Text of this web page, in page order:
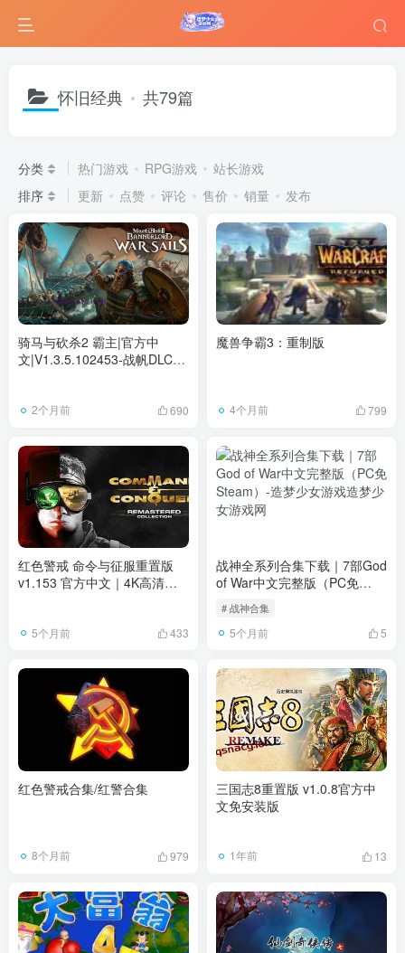
怀旧经典 共79篇
分类 热门游戏 RPG游戏
站长游戏
排序
更新 点赞 评论 售价 销量 发布
骑马与砍杀2 霸主|官方中
文|V1.3.5.102453-战帆DLC-
2个月前 690
魔兽争霸3：重制版
4个月前 799
红色警戒 命令与征服重置版
v1.153 官方中文｜4K高清重
5个月前 433
战神全系列合集下载｜7部God
of War中文完整版（PC免
# 战神合集
5个月前 5
红色警戒合集/红警合集
8个月前 979
三国志8重置版 v1.0.8官方中
文免安装版
1年前 13